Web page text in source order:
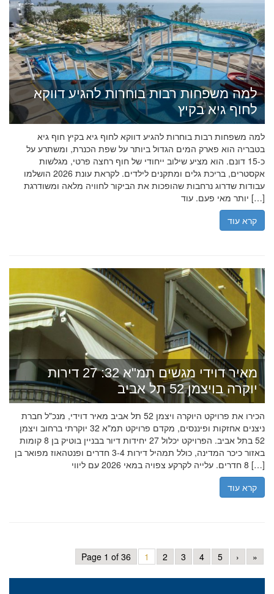
למה משפחות רבות בוחרות להגיע דווקא
לחוף גיא בקיץ
למה משפחות רבות בוחרות להגיע דווקא לחוף גיא בקיץ חוף גיא
בטבריה הוא פארק המים הגדול ביותר על שפת הכנרת, ומשתרע על
כ-15 דונם. הוא מציע שילוב ייחודי של חוף רחצה פרטי, מגלשות
אקסטרים, בריכת גלים ומתקנים לילדים. לקראת עונת 2026 הושלמו
עבודות שדרוג נרחבות שהופכות את הביקור לחוויה מלאה ומשודרגת
יותר מאי פעם. עוד […]
קרא עוד
מאיר דוידי מגשים תמ"א 32: 27 דירות
יוקרה בויצמן 52 תל אביב
הכירו את פרויקט היוקרה ויצמן 52 תל אביב מאיר דוידי, מנכ"ל חברת
ניצנים אחזקות ופיננסים, מקדם פרויקט תמ"א 32 יוקרתי ברחוב ויצמן
52 בתל אביב. הפרויקט יכלול 27 יחידות דיור בבניין בוטיק בן 8 קומות
באזור כיכר המדינה, כולל תמהיל דירות 3-4 חדרים ופנטהאוז מפואר בן
8 חדרים. עלייה לקרקע צפויה במאי 2026 עם ליווי […]
קרא עוד
Page 1 of 36 1 2 3 4 5 › »